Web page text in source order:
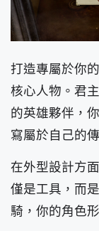
打造專屬於你
核心人物。君
的英雄夥伴，
寫屬於自己的
在外型設計方
僅是工具，而
騎，你的角色